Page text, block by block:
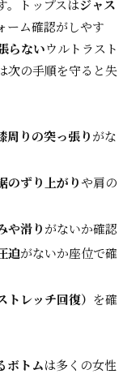
。トップスはジャス
ーム確認がしやす
らないウルトラスト
次の手順を守ると失
周りの突っ張りがな
のずり上がりや肩の
や滑りがないか確認
迫がないか座位で確
レッチ回復） を確
ボトムは多くの女性